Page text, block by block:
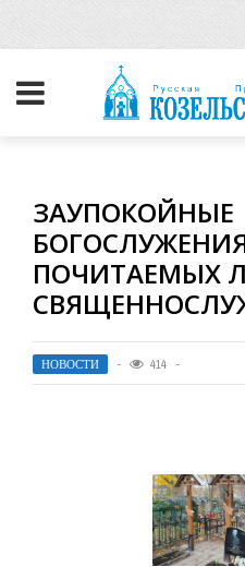
ЗАУПОКОЙНЫЕ
ПОЧИТАЕМЫХ
НОВОСТИ 414